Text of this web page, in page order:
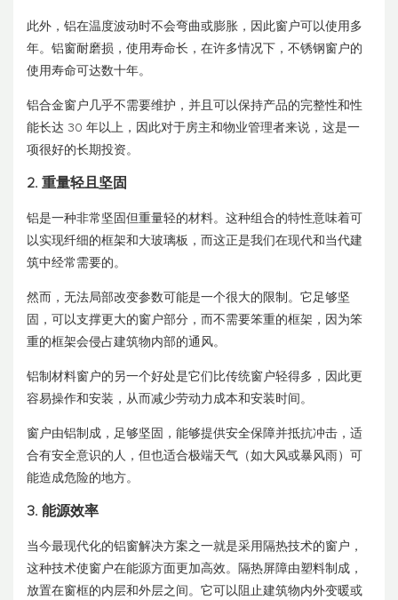
此外，铝在温度波动时不会弯曲或膨胀，因此窗户可以使用多
年。铝窗耐磨损，使用寿命长，在许多情况下，不锈钢窗户的
使用寿命可达数十年。
铝合金窗户几乎不需要维护，并且可以保持产品的完整性和性
能长达 30 年以上，因此对于房主和物业管理者来说，这是一
项很好的长期投资。
2. 重量轻且坚固
铝是一种非常坚固但重量轻的材料。这种组合的特性意味着可
以实现纤细的框架和大玻璃板，而这正是我们在现代和当代建
筑中经常需要的。
然而，无法局部改变参数可能是一个很大的限制。它足够坚
固，可以支撑更大的窗户部分，而不需要笨重的框架，因为笨
重的框架会侵占建筑物内部的通风。
铝制材料窗户的另一个好处是它们比传统窗户轻得多，因此更
容易操作和安装，从而减少劳动力成本和安装时间。
窗户由铝制成，足够坚固，能够提供安全保障并抵抗冲击，适
合有安全意识的人，但也适合极端天气（如大风或暴风雨）可
能造成危险的地方。
3. 能源效率
当今最现代化的铝窗解决方案之一就是采用隔热技术的窗户，
这种技术使窗户在能源方面更加高效。隔热屏障由塑料制成，
放置在窗框的内层和外层之间。它可以阻止建筑物内外变暖或